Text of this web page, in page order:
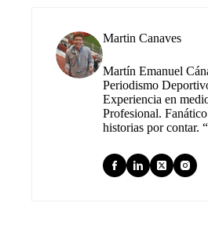
Martin Canaves
Martín Emanuel
Periodismo
Experiencia en
Profesional.
historias por contar.